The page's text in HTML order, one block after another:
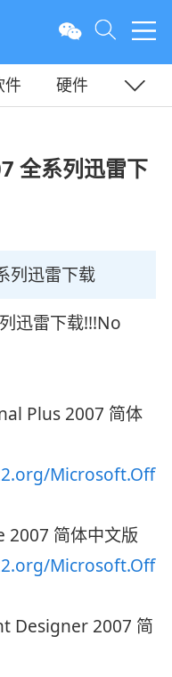
件
硬件
全系列迅雷下
列迅雷下载
迅雷下载!!!No
Plus 2007 简体
简体中文版
Designer 2007 简